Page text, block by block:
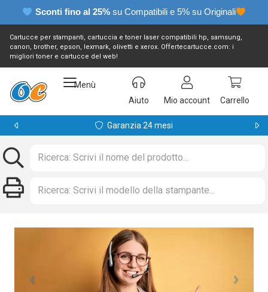
Sconti fino al 25% su Compatibili e 5% su Originali
Cartucce per stampanti, cartuccia e toner laser compatibili hp, samsung,
canon, brother, epson, lexmark, olivetti e xerox. Offertecartucce.com: i
migliori toner e cartucce del web!
Menù
Aiuto
Mio account Carrello
Garanzia 24 mesi